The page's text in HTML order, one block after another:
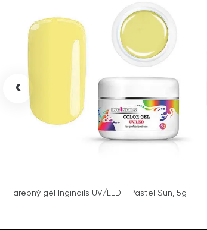
Farebný gél Inginails UV/LED - Pastel Sun, 5g
‹